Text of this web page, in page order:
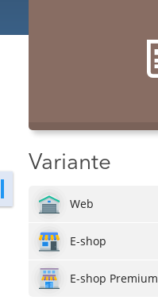
Variante
Web
E-shop
E-shop Premium